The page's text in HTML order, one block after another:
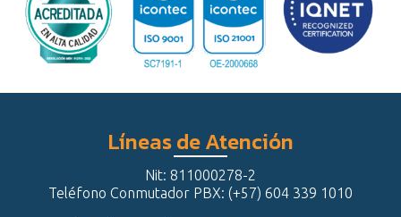
Líneas de Atención
Nit: 811000278-2
Teléfono Conmutador PBX: (+57) 604 339 1010